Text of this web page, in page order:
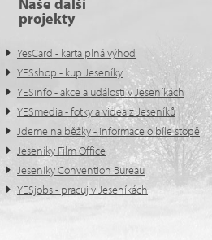
projekty
YesCard - karta plná výhod
YESshop - kup Jeseníky
YESinfo - akce a události v Jeseníkách
YESmedia - fotky a videa z Jeseníků
Jdeme na běžky - informace o bíle stopě
Jeseníky Film Office
Jeseníky Convention Bureau
YESjobs - pracuj v Jeseníkách